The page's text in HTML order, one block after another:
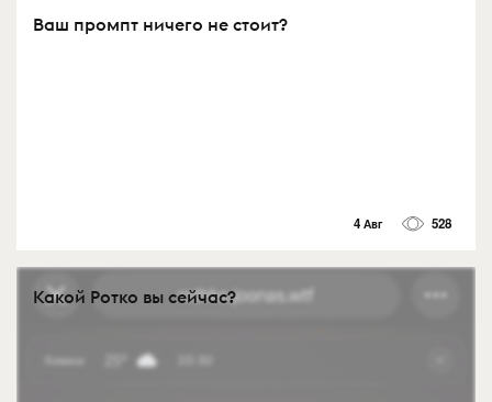
Ваш промпт ничего не стоит?
4 Авг 528
Какой Ротко вы сейчас?